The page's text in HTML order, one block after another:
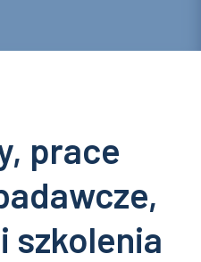
prace
szkolenia